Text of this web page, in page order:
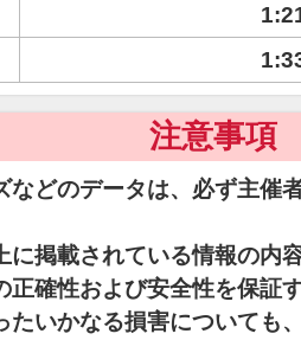
注意事項
などのデータは、必ず主催
に掲載されている情報の内
正確性および安全性を保証
たいかなる損害についても